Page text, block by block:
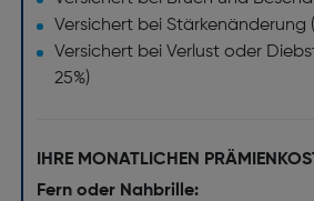
Versichert bei Stärkenänderung
Versichert bei Verlust oder
25%)
IHRE MONATLICHEN
Fern oder Nahbrille: